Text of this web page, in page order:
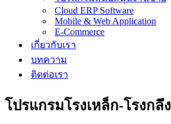
Cloud ERP Software
Mobile & Web Application
E-Commerce
เกี่ยวกับเรา
บทความ
ติดต่อเรา
โปรแกรมโรงเหล็ก-โรงกลึง